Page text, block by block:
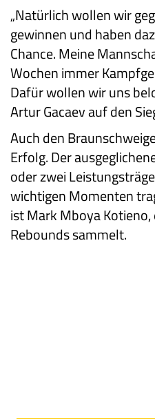
„Natürlich wollen wir
gewinnen und haben
Chance. Meine
Wochen immer
Dafür wollen wir uns
Artur Gacaev auf den
Auch den
Erfolg. Der
oder zwei
wichtigen Momenten
ist Mark Mboya
Rebounds sammelt.